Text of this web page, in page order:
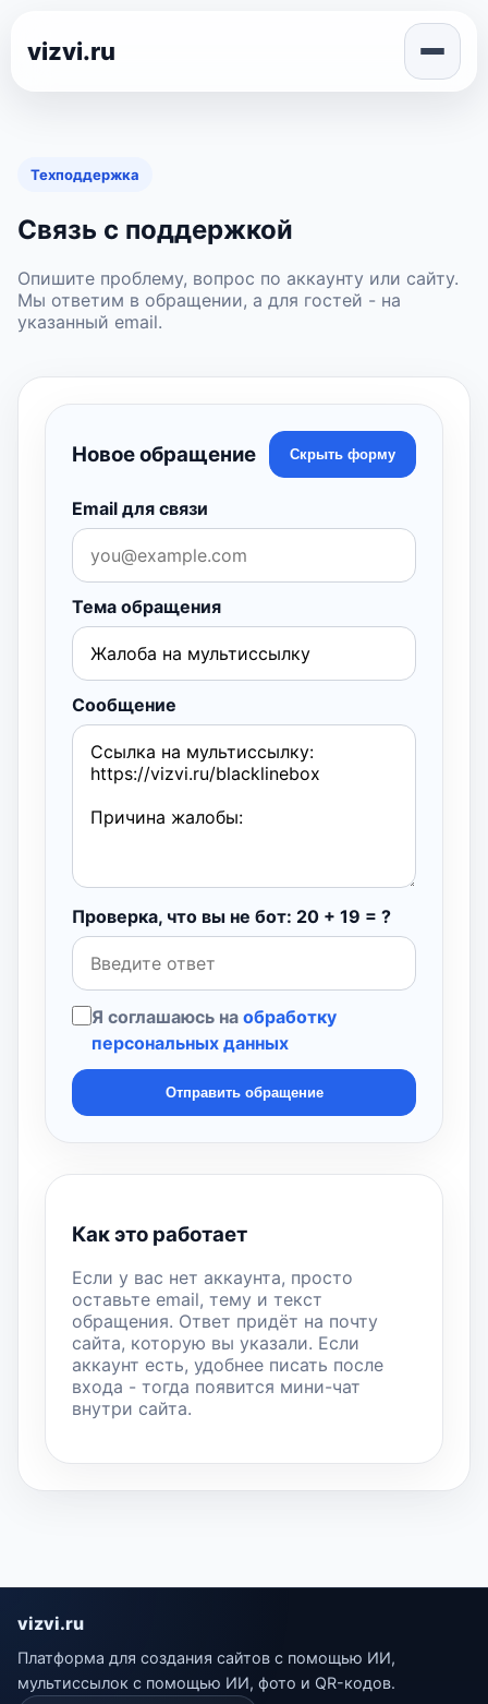
vizvi.ru
Техподдержка
Связь с поддержкой
Опишите проблему, вопрос по аккаунту или сайту.
Мы ответим в обращении, а для гостей - на
указанный email.
Новое обращение Скрыть форму
Email для связи
Тема обращения
Сообщение
Проверка, что вы не бот: 20 + 19 = ?
Я соглашаюсь на обработку
персональных данных
Отправить обращение
Как это работает
Если у вас нет аккаунта, просто
оставьте email, тему и текст
обращения. Ответ придёт на почту
сайта, которую вы указали. Если
аккаунт есть, удобнее писать после
входа - тогда появится мини-чат
внутри сайта.
vizvi.ru
Платформа для создания сайтов с помощью ИИ,
мультиссылок с помощью ИИ, фото и QR-кодов.